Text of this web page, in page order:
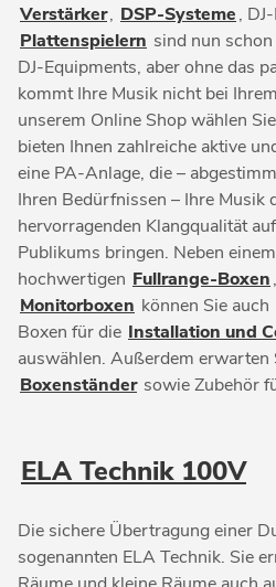
Verstärker, DSP-Systeme,
Plattenspielern sind nun
DJ-Equipments, aber ohne das
kommt Ihre Musik nicht bei
unserem Online Shop wählen
bieten Ihnen zahlreiche aktive
eine PA-Anlage, die –
Ihren Bedürfnissen – Ihre Musik
hervorragenden Klangqualität
Publikums bringen. Neben einem
hochwertigen Fullrange-Boxen,
Monitorboxen können Sie auch
Boxen für die Installation und
auswählen. Außerdem erwarten
Boxenständer sowie Zubehör
ELA Technik 100V
Die sichere Übertragung einer
sogenannten ELA Technik. Sie